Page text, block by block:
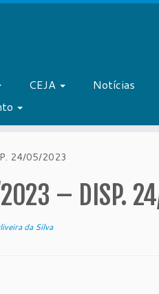
CEJA Notícias
24/05/2023
2023 – DISP.
da Silva